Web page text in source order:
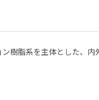
樹脂系を主体とした、内